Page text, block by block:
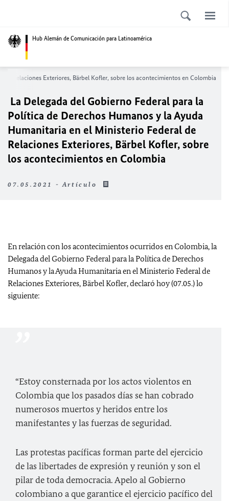
Hub Alemán de Comunicación para Latinoamérica
Relaciones Exteriores, Bärbel Kofler, sobre los acontecimientos en Colombia
La Delegada del Gobierno Federal para la
Política de Derechos Humanos y la Ayuda
Humanitaria en el Ministerio Federal de
Relaciones Exteriores, Bärbel Kofler, sobre
los acontecimientos en Colombia
07.05.2021 - Artículo
En relación con los acontecimientos ocurridos en Colombia, la
Delegada del Gobierno Federal para la Política de Derechos
Humanos y la Ayuda Humanitaria en el Ministerio Federal de
Relaciones Exteriores, Bärbel Kofler, declaró hoy (07.05.) lo
siguiente:
“Estoy consternada por los actos violentos en
Colombia que los pasados días se han cobrado
numerosos muertos y heridos entre los
manifestantes y las fuerzas de seguridad.
Las protestas pacíficas forman parte del ejercicio
de las libertades de expresión y reunión y son el
pilar de toda democracia. Apelo al Gobierno
colombiano a que garantice el ejercicio pacífico del